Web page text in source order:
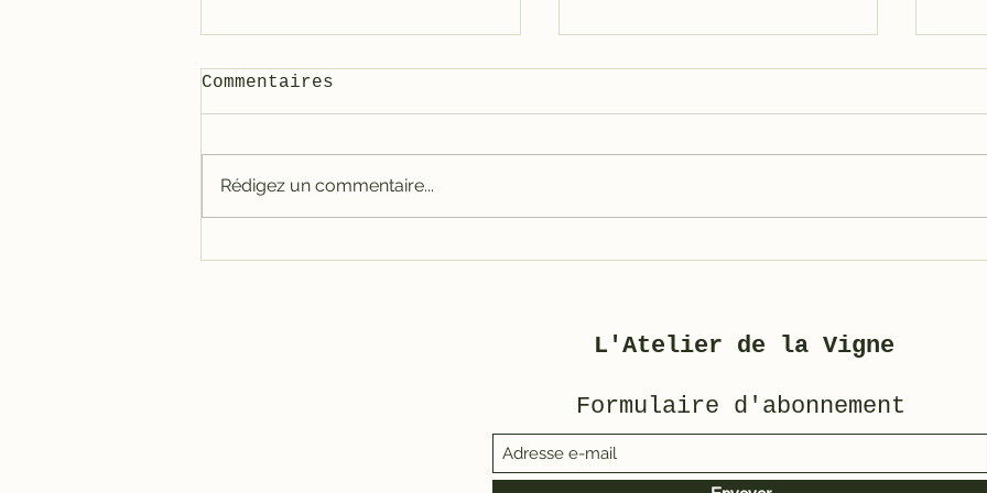
Commentaires
Rédigez un commentaire...
L'Atelier de la Vigne
Formulaire d'abonnement